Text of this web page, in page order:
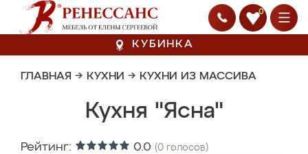
0
КУБИНКА
ГЛАВНАЯ → КУХНИ → КУХНИ ИЗ МАССИВА
Кухня "Ясна"
Рейтинг: 0.0 (0 голосов)